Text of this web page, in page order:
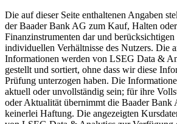
Die auf dieser Seite enthaltenen Angaben
der Baader Bank AG zum Kauf, Halten
Finanzinstrumenten dar und
individuellen Verhältnisse des Nutzers. Die
Informationen werden von LSEG Data &
gestellt und sortiert, ohne dass wir diese
Prüfung unterzogen haben. Die
aktuell oder unvollständig sein; für ihre
oder Aktualität übernimmt die Baader Bank
keinerlei Haftung. Die angezeigten